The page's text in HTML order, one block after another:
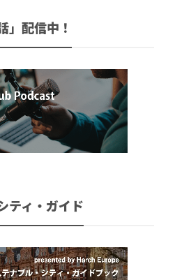
」配信中！
ティ・ガイド